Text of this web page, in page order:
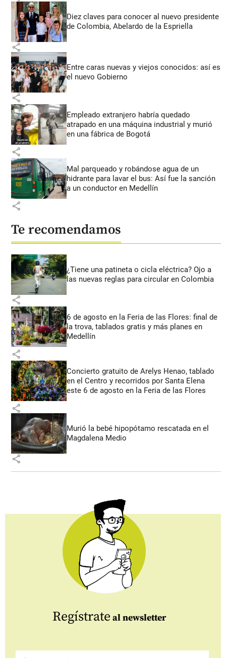
Diez claves para conocer al nuevo presidente
de Colombia, Abelardo de la Espriella
share
Entre caras nuevas y viejos conocidos: así es
el nuevo Gobierno
share
Empleado extranjero habría quedado
atrapado en una máquina industrial y murió
en una fábrica de Bogotá
share
Mal parqueado y robándose agua de un
hidrante para lavar el bus: Así fue la sanción
a un conductor en Medellín
share
Te recomendamos
¿Tiene una patineta o cicla eléctrica? Ojo a
las nuevas reglas para circular en Colombia
share
6 de agosto en la Feria de las Flores: final de
la trova, tablados gratis y más planes en
Medellín
share
Concierto gratuito de Arelys Henao, tablado
en el Centro y recorridos por Santa Elena
este 6 de agosto en la Feria de las Flores
share
Murió la bebé hipopótamo rescatada en el
Magdalena Medio
share
Regístrate al newsletter